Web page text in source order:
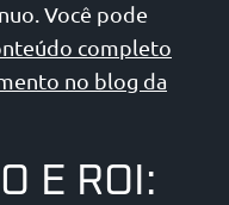
Você pode
completo
no blog da
E ROI: